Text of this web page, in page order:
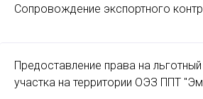
Сопровождение экспортного
Предоставление права на
участка на территории ОЭЗ ППТ